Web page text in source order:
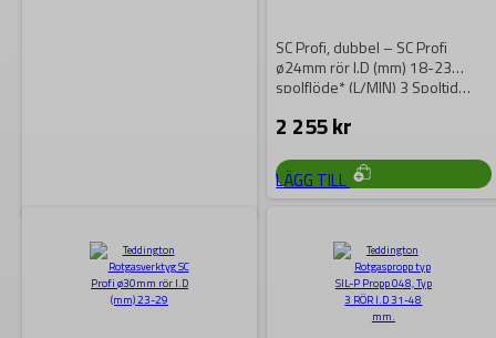
TEDDINGTON
Teddington Dragwire
SC Profi, dubbel – SC Profi
ø24mm rör I.D (mm) 18-23
spolflöde* (L/MIN) 3 Spoltid…
2 255kr
LÄGG TILL